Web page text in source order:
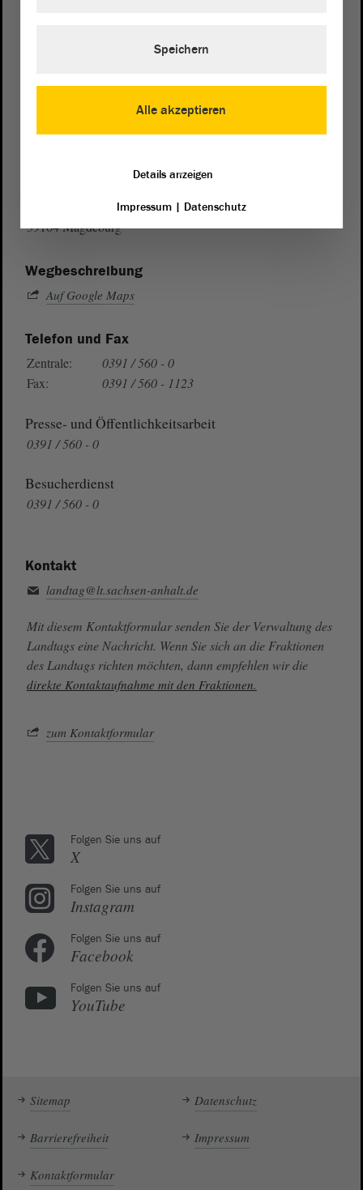
39104 Magdeburg
Wegbeschreibung
Auf Google Maps
Telefon und Fax
Zentrale:
0391 / 560 - 0
Fax:
0391 / 560 - 1123
Presse- und Öffentlichkeitsarbeit
0391 / 560 - 0
Besucherdienst
0391 / 560 - 0
Kontakt
landtag@lt.sachsen-anhalt.de
Mit diesem Kontaktformular senden Sie der Verwaltung des
Landtags eine Nachricht. Wenn Sie sich an die Fraktionen
des Landtags richten möchten, dann empfehlen wir die
direkte Kontaktaufnahme mit den Fraktionen.
zum Kontaktformular
Folgen Sie uns auf
X
Folgen Sie uns auf
Instagram
Folgen Sie uns auf
Facebook
Folgen Sie uns auf
YouTube
Sitemap Datenschutz
Barrierefreiheit Impressum
Kontaktformular
Alle akzeptieren
Speichern
Details anzeigen
Impressum| Datenschutz